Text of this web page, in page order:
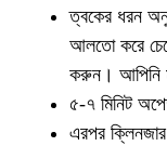
ত্বকের ধরন
আলতো করে
করুন। আপিনি
৫-৭ মিনিট
এরপর